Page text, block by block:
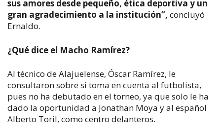
sus amores desde pequeño, ética deportiva y un
gran agradecimiento a la institución”, concluyó
Ernaldo.
¿Qué dice el Macho Ramírez?
Al técnico de Alajuelense, Óscar Ramírez, le
consultaron sobre si toma en cuenta al futbolista,
pues no ha debutado en el torneo, ya que solo le ha
dado la oportunidad a Jonathan Moya y al español
Alberto Toril, como centro delanteros.